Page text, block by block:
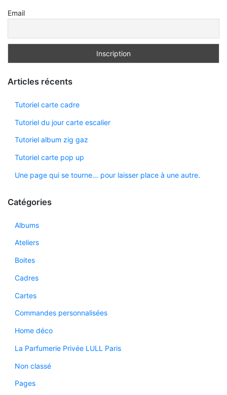
Email
Articles récents
Tutoriel carte cadre
Tutoriel du jour carte escalier
Tutoriel album zig gaz
Tutoriel carte pop up
Une page qui se tourne… pour laisser place à une autre.
Catégories
Albums
Ateliers
Boites
Cadres
Cartes
Commandes personnalisées
Home déco
La Parfumerie Privée LULL Paris
Non classé
Pages